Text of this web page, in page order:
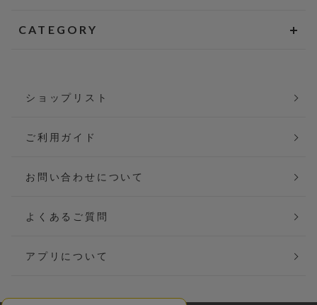
CATEGORY
ショップリスト
ご利用ガイド
お問い合わせについて
よくあるご質問
アプリについて